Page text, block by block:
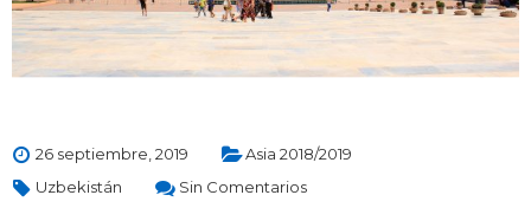
26 septiembre, 2019
Asia 2018/2019
Uzbekistán
Sin Comentarios